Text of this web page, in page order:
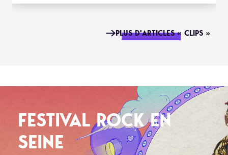
PLUS D'ARTICLES « CLIPS »
FESTIVAL ROCK EN
SEINE